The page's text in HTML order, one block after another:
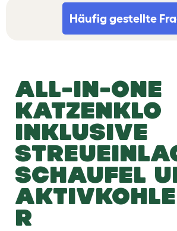
Häufig gestellte
ALL-IN-ONE
KATZENKLO
INKLUSIVE
SCHAUFEL
R